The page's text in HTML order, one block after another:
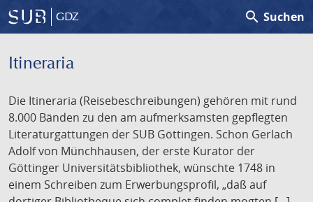
GDZ search Suchen
Itineraria
Die Itineraria (Reisebeschreibungen) gehören mit rund
8.000 Bänden zu den am aufmerksamsten gepflegten
Literaturgattungen der SUB Göttingen. Schon Gerlach
Adolf von Münchhausen, der erste Kurator der
Göttinger Universitätsbibliothek, wünschte 1748 in
einem Schreiben zum Erwerbungsprofil, „daß auf